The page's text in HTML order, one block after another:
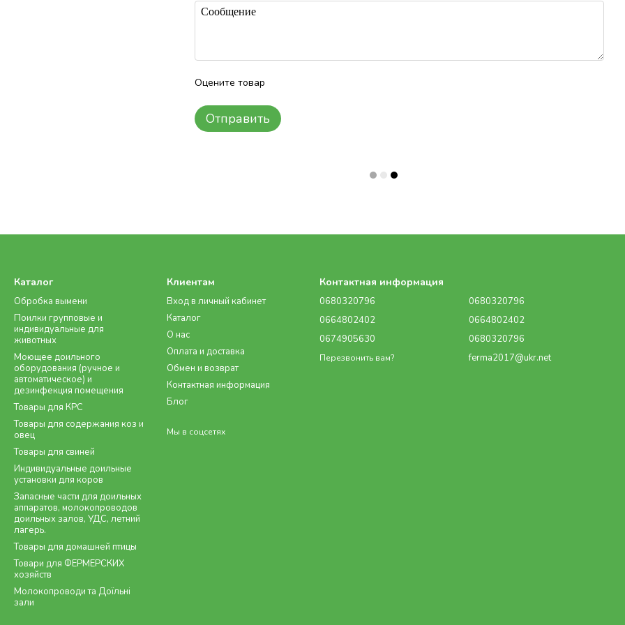
Оцените товар
Отправить
Каталог
Обробка вымени
Поилки групповые и
индивидуальные для
животных
Моющее доильного
оборудования (ручное и
автоматическое) и
дезинфекция помещения
Товары для КРС
Товары для содержания коз и
овец
Товары для свиней
Индивидуальные доильные
установки для коров
Запасные части для доильных
аппаратов, молокопроводов
доильных залов, УДС, летний
лагерь.
Товары для домашней птицы
Товари для ФЕРМЕРСКИХ
хозяйств
Молокопроводи та Доїльні
зали
Клиентам
Вход в личный кабинет
Каталог
О нас
Оплата и доставка
Обмен и возврат
Контактная информация
Блог
Мы в соцсетях
Контактная информация
0680320796
0664802402
0674905630
Перезвонить вам?
0680320796
0664802402
0680320796
ferma2017@ukr.net